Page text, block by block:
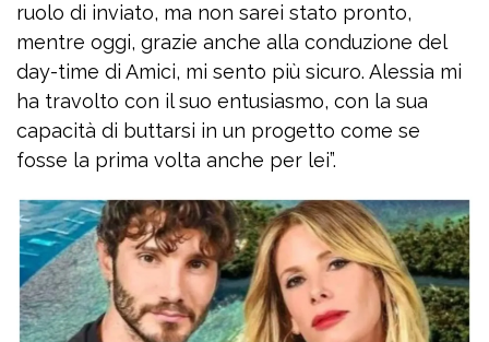
ruolo di inviato, ma non sarei stato pronto,
mentre oggi, grazie anche alla conduzione del
day-time di Amici, mi sento più sicuro. Alessia mi
ha travolto con il suo entusiasmo, con la sua
capacità di buttarsi in un progetto come se
fosse la prima volta anche per lei”.